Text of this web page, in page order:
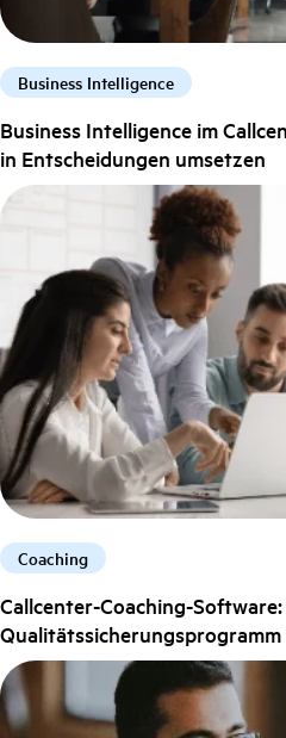
Business Intelligence
Business Intelligence im
in Entscheidungen umsetzen
Coaching
Callcenter-Coaching-